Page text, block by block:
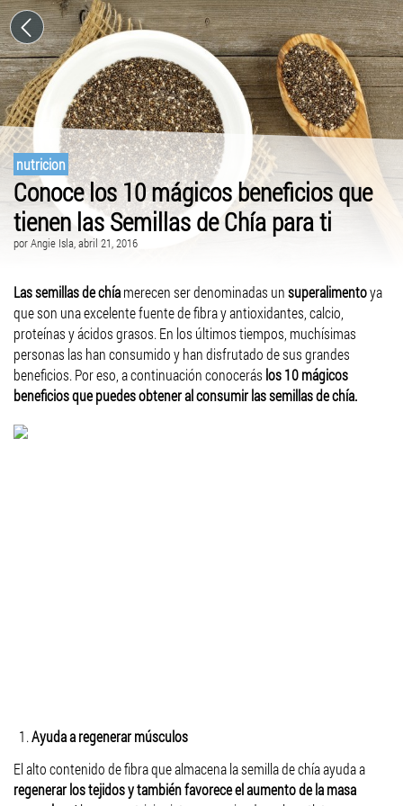
nutricion
Conoce los 10 mágicos beneficios que
tienen las Semillas de Chía para ti
porAngie Isla, abril 21, 2016
Las semillas de chíamerecen ser denominadas unsuperalimentoya
que son una excelente fuente de fibra y antioxidantes, calcio,
proteínas y ácidos grasos. En los últimos tiempos, muchísimas
personas las han consumido y han disfrutado de sus grandes
beneficios. Por eso, a continuación conocerás los 10 mágicos
beneficios que puedes obtener al consumir las semillas de chía.
Ayuda a regenerar músculos
El alto contenido de fibra que almacena la semilla de chía ayuda a
regenerar los tejidos y también favorece el aumento de la masa